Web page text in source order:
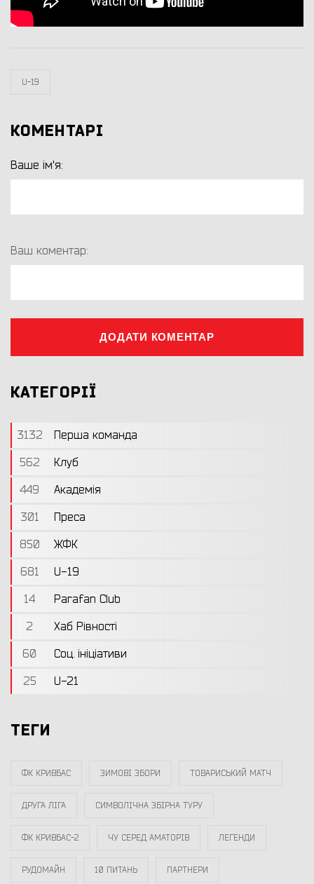
U-19
КОМЕНТАРІ
Ваше ім'я:
Ваш коментар:
ДОДАТИ КОМЕНТАР
КАТЕГОРІЇ
3132
Перша команда
562
Клуб
449
Академія
301
Преса
850
ЖФК
681
U-19
14
Parafan Club
2
Хаб Рівності
60
Соц. ініціативи
25
U-21
ТЕГИ
ФК КРИВБАС ЗИМОВІ ЗБОРИ ТОВАРИСЬКИЙ МАТЧ
ДРУГА ЛІГА СИМВОЛІЧНА ЗБІРНА ТУРУ
ФК КРИВБАС-2 ЧУ СЕРЕД АМАТОРІВ ЛЕГЕНДИ
РУДОМАЙН 10 ПИТАНЬ ПАРТНЕРИ